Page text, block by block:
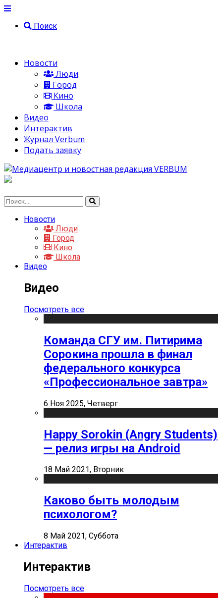
Поиск
Новости
Люди
Город
Кино
Школа
Видео
Интерактив
Журнал Verbum
Подать заявку
Новости
Люди
Город
Кино
Школа
Видео
Видео
Посмотреть все
Команда СГУ им. Питирима
Сорокина прошла в финал
федерального конкурса
«Профессиональное завтра»
6 Ноя 2025, Четверг
Happy Sorokin (Angry Students)
— релиз игры на Android
18 Май 2021, Вторник
Каково быть молодым
психологом?
8 Май 2021, Суббота
Интерактив
Интерактив
Посмотреть все